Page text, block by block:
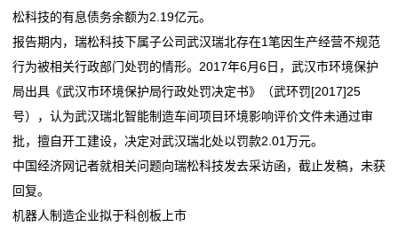
松科技的有息债务余额为2.19亿元。
报告期内，瑞松科技下属子公司武汉瑞北存在1笔因生产经营不规范
行为被相关行政部门处罚的情形。2017年6月6日，武汉市环境保护
局出具《武汉市环境保护局行政处罚决定书》（武环罚[2017]25
号），认为武汉瑞北智能制造车间项目环境影响评价文件未通过审
批，擅自开工建设，决定对武汉瑞北处以罚款2.01万元。
中国经济网记者就相关问题向瑞松科技发去采访函，截止发稿，未获
回复。
机器人制造企业拟于科创板上市